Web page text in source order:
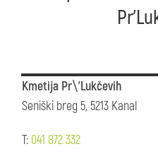
Kmetija Pr\'Lukčevih
Seniški breg 5, 5213 Kanal
T: 041 872 332